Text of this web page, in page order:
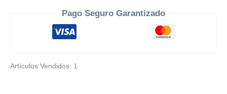
Pago Seguro Garantizado
Artículos Vendidos: 1